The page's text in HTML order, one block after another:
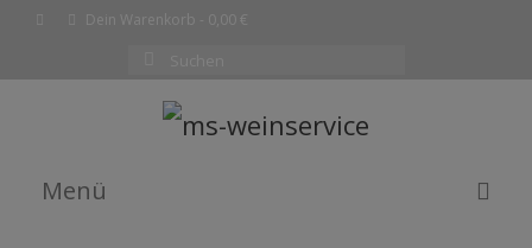
Dein Warenkorb 0,00 €
nach:
Menü